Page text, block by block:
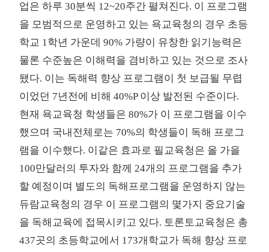
업은 하루 30분씩 12~20주간 펼쳐진다. 이 프로그램
을 모범적으로 운영하고 있는 욕교육청의 경우 초등
학교 1학년 가운데 90% 가량이 유창한 읽기능력은
물론 수준높은 이해력을 겸비하고 있는 것으로 조사
됐다. 이는 독해력 향상 프로그램이 첫 보급될 무렵
이었던 7년전에 비해 40%P 이상 발전된 수준이다.
현재 욕교육청 학생들은 80%가 이 프로그램을 이수
했으며 국내전체로는 70%의 학생들이 독해 프로그
램을 이수했다. 이같은 효과로 필교육청은 올 가을
100만달러의 투자와 함께 24개의 프로그램을 추가
할 예정이며 별도의 독해프로그램을 운영하지 않는
듀람교육청의 경우 이 프로그램의 몇가지 중요기술
을 독해교육에 접목시키고 있다. 토론토교육청은 총
437곳의 초등학교에서 173개학교가 독해 향상 프로